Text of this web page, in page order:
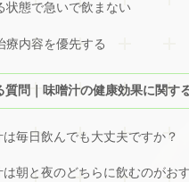
状態で急いで飲まない
療内容を優先する
質問｜味噌汁の健康効果に関す
毎日飲んでも大丈夫ですか？
朝と夜のどちらに飲むのがお